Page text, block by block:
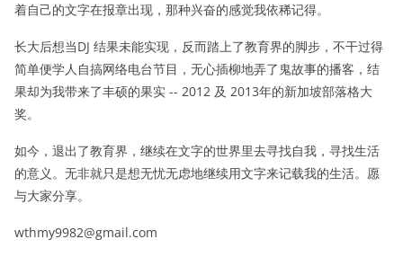
着自己的文字在报章出现，那种兴奋的感觉我依稀记得。
长大后想当DJ 结果未能实现，反而踏上了教育界的脚步，不干过得
简单便学人自搞网络电台节目，无心插柳地弄了鬼故事的播客，结
果却为我带来了丰硕的果实 -- 2012 及 2013年的新加坡部落格大
奖。
如今，退出了教育界，继续在文字的世界里去寻找自我，寻找生活
的意义。无非就只是想无忧无虑地继续用文字来记载我的生活。愿
与大家分享。
wthmy9982@gmail.com